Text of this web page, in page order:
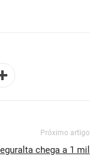
Próximo artigo
chega a 1 mil